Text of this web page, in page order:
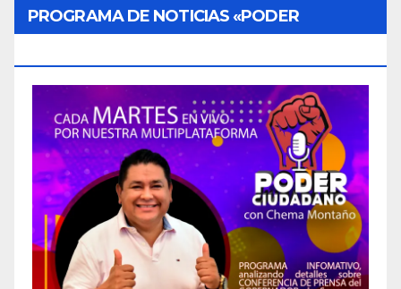
PROGRAMA DE NOTICIAS «PODER